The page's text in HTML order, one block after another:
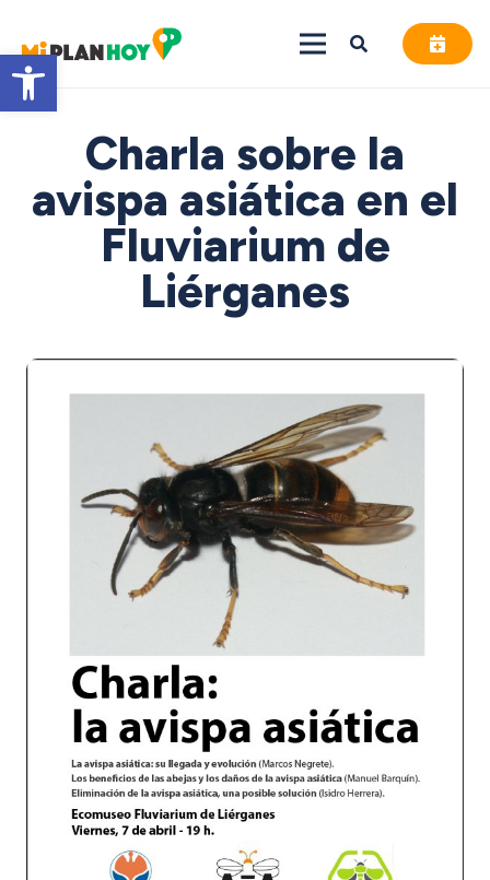
Abrir barra de herramientas
Charla sobre la
avispa asiática en el
Fluviarium de
Liérganes